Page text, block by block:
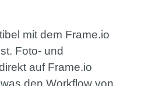
mit dem Frame.io
Foto- und
auf Frame.io